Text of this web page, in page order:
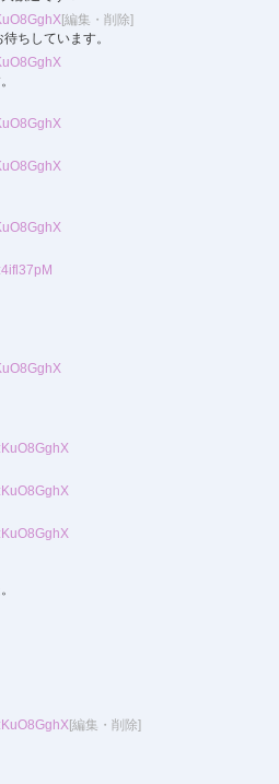
[編集・削除]
ちしています。
[編集・削除]